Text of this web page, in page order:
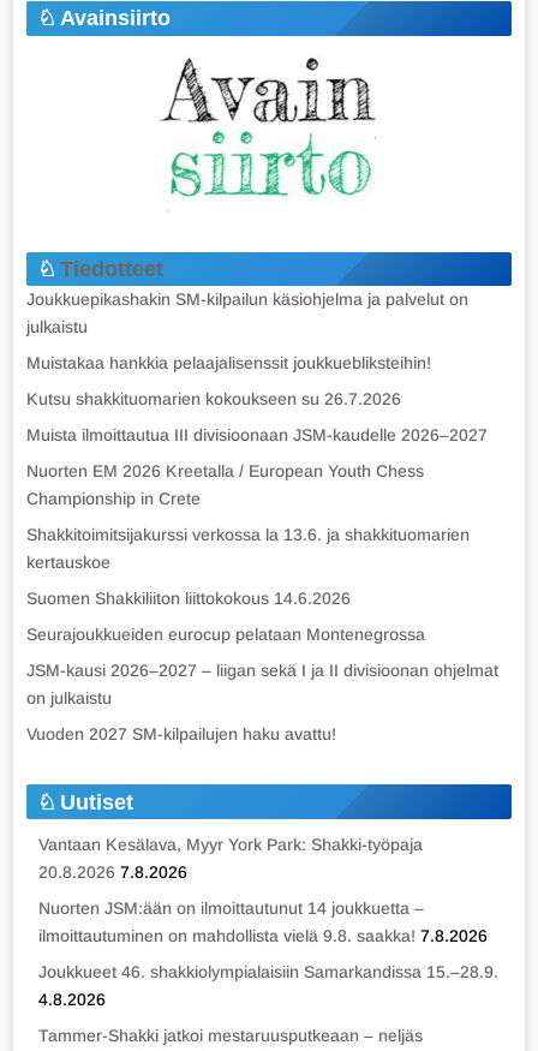
Avainsiirto
Tiedotteet
Joukkuepikashakin SM-kilpailun käsiohjelma ja palvelut on
julkaistu
Muistakaa hankkia pelaajalisenssit joukkuebliksteihin!
Kutsu shakkituomarien kokoukseen su 26.7.2026
Muista ilmoittautua III divisioonaan JSM-kaudelle 2026–2027
Nuorten EM 2026 Kreetalla / European Youth Chess
Championship in Crete
Shakkitoimitsijakurssi verkossa la 13.6. ja shakkituomarien
kertauskoe
Suomen Shakkiliiton liittokokous 14.6.2026
Seurajoukkueiden eurocup pelataan Montenegrossa
JSM-kausi 2026–2027 – liigan sekä I ja II divisioonan ohjelmat
on julkaistu
Vuoden 2027 SM-kilpailujen haku avattu!
Uutiset
Vantaan Kesälava, Myyr York Park: Shakki-työpaja
20.8.2026 7.8.2026
Nuorten JSM:ään on ilmoittautunut 14 joukkuetta –
ilmoittautuminen on mahdollista vielä 9.8. saakka! 7.8.2026
Joukkueet 46. shakkiolympialaisiin Samarkandissa 15.–28.9.
4.8.2026
Tammer-Shakki jatkoi mestaruusputkeaan – neljäs